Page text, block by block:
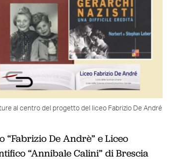
al centro del progetto del liceo Fabrizio De André
“Fabrizio De Andrè” e Liceo
“Annibale Calini” di Brescia